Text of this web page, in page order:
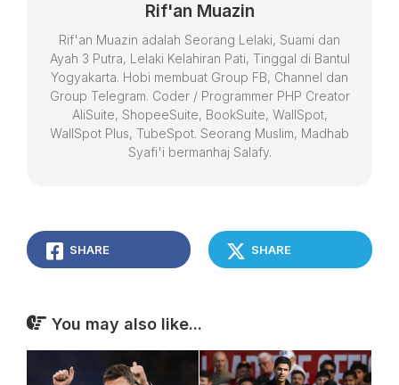
Rif'an Muazin
Rif'an Muazin adalah Seorang Lelaki, Suami dan
Ayah 3 Putra, Lelaki Kelahiran Pati, Tinggal di Bantul
Yogyakarta. Hobi membuat Group FB, Channel dan
Group Telegram. Coder / Programmer PHP Creator
AliSuite, ShopeeSuite, BookSuite, WallSpot,
WallSpot Plus, TubeSpot. Seorang Muslim, Madhab
Syafi'i bermanhaj Salafy.
SHARE SHARE
You may also like...